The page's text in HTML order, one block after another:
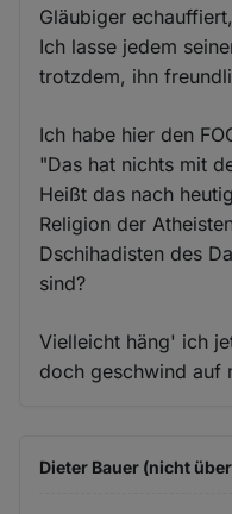
Gläubiger
Ich lasse jedem
trotzdem, ihn
Ich habe hier den
"Das hat nichts mit
Heißt das nach
Religion der
Dschihadisten des
sind?
Vielleicht häng' ich
doch geschwind auf
Dieter Bauer (nicht